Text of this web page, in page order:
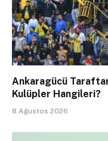
Ankaragücü
Kulüpler Hangileri?
8 Ağustos 2026